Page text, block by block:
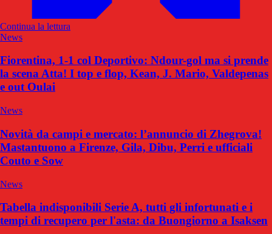
Continua la lettura
News
Fiorentina, 1-1 col Deportivo: Ndour-gol ma si prende
la scena Atta! I top e flop, Kean, J. Mario, Valdepenas
e out Oulai
News
Novità da campi e mercato: l’annuncio di Zhegrova!
Mastantuono a Firenze, Gila, Dibu, Perri e ufficiali
Couto e Sow
News
Tabella indisponibili Serie A, tutti gli infortunati e i
tempi di recupero per l'asta: da Buongiorno a Isaksen